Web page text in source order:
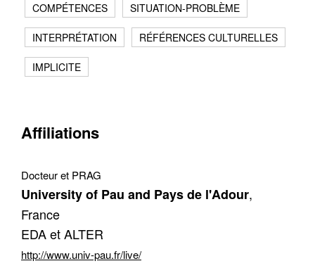
COMPÉTENCES SITUATION-PROBLÈME
INTERPRÉTATION RÉFÉRENCES CULTURELLES
IMPLICITE
Affiliations
Docteur et PRAG
University of Pau and Pays de l'Adour,
France
EDA et ALTER
http://www.univ-pau.fr/live/